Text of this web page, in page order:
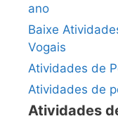
ano
Baixe
Vogais
Atividades de
Atividades de
Atividades